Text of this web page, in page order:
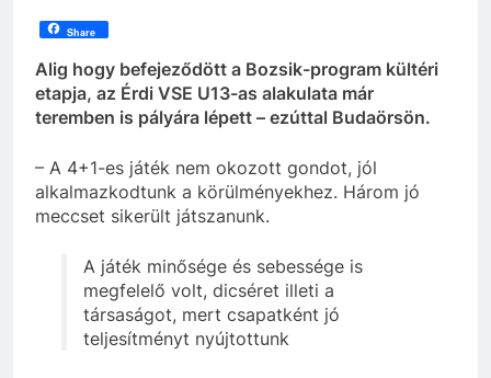
Share
Alig hogy befejeződött a Bozsik-program kültéri
etapja, az Érdi VSE U13-as alakulata már
teremben is pályára lépett – ezúttal Budaörsön.
– A 4+1-es játék nem okozott gondot, jól
alkalmazkodtunk a körülményekhez. Három jó
meccset sikerült játszanunk.
A játék minősége és sebessége is
megfelelő volt, dicséret illeti a
társaságot, mert csapatként jó
teljesítményt nyújtottunk